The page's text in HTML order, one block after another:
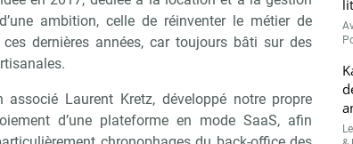
ambition, celle de réinventer le métier de
dernières années, car toujours bâti sur des
Laurent Kretz, développé notre propre
d’une plateforme en mode SaaS, afin